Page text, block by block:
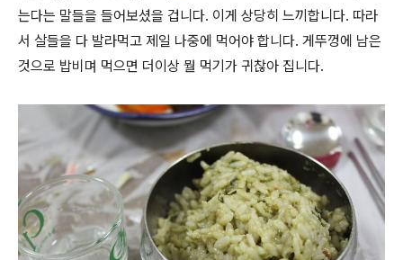
는다는 말들을 들어보셨을 겁니다. 이게 상당히 느끼합니다. 따라
서 살들을 다 발라먹고 제일 나중에 먹어야 합니다. 게뚜껑에 남은
것으로 밥비며 먹으면 더이상 뭘 먹기가 귀찮아 집니다.